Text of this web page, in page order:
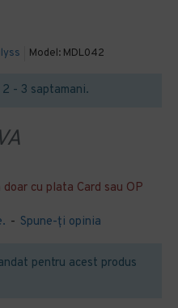
Model: MDL042
- 3 saptamani.
- Spune-ţi opinia
cu plata Card sau OP
pentru acest produs